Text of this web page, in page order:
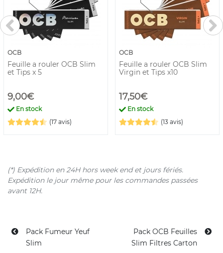
OCB
Feuille a rouler OCB Slim
et Tips x 5
9,00€
En stock
(17 avis)
OCB
Feuille a rouler OCB Slim
Virgin et Tips x10
17,50€
En stock
(13 avis)
(*) Expédition en 24H hors week end et jours fériés.
Expédition le jour même pour les commandes passées
avant 12H.
Pack Fumeur Yeuf
Slim
Pack OCB Feuilles
Slim Filtres Carton